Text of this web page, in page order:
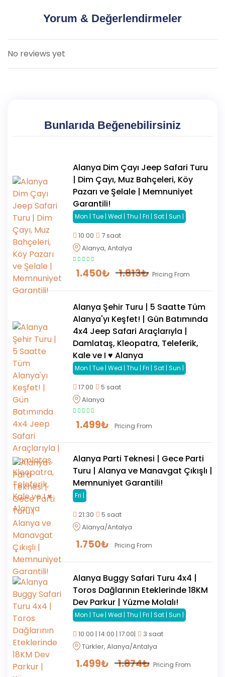
Bu tavsiyeleri dikkate alarak, Alanya Tekne ve Gece
Safari Turumuzda güvenli ve konforlu bir deneyim
yaşayabilirsiniz.
Yorum & Değerlendirmeler
No reviews yet
Bunlarıda Beğenebilirsiniz
Alanya Dim Çayı Jeep Safari Turu
| Dim Çayı, Muz Bahçeleri, Köy
Pazarı ve Şelale | Memnuniyet
Garantili!
Mon | Tue | Wed | Thu | Fri | Sat | Sun |
10:00
7 saat
Alanya, Antalya
1.450₺ 1.813₺ Pricing From
Alanya Şehir Turu | 5 Saatte Tüm
Alanya'yı Keşfet! | Gün Batımında
4x4 Jeep Safari Araçlarıyla |
Damlataş, Kleopatra, Teleferik,
Kale ve I ♥ Alanya
Mon | Tue | Wed | Thu | Fri | Sat | Sun |
17:00
5 saat
Alanya
1.499₺ Pricing From
Alanya Parti Teknesi | Gece Parti
Turu | Alanya ve Manavgat Çıkışlı |
Memnuniyet Garantili!
Fri |
21:30
5 saat
Alanya/Antalya
1.750₺ Pricing From
Alanya Buggy Safari Turu 4x4 |
Toros Dağlarının Eteklerinde 18KM
Dev Parkur | Yüzme Molalı!
Mon | Tue | Wed | Thu | Fri | Sat | Sun |
10:00 | 14:00 | 17:00|
3 saat
Türkler, Alanya/Antalya
1.499₺ 1.874₺ Pricing From